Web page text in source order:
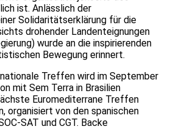
ist. Anlässlich der
Solidaritätserklärung für die
drohender Landenteignungen
wurde an die inspirierenden
Bewegung erinnert.
Treffen wird im September
mit Sem Terra in Brasilien
Euromediterrane Treffen
organisiert von den spanischen
SAT und CGT. Backe